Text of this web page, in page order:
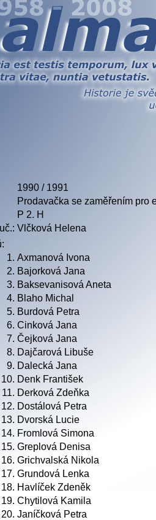
1990 / 1991
Prodavačka se zaměřením pro
P 2. H
Vlčková Helena
1. Axmanová Ivona
2. Bajorková Jana
3. Baksevanisová Aneta
4. Blaho Michal
5. Burdová Petra
6. Cinková Jana
7. Čejková Jana
8. Dajčarová Libuše
9. Dalecká Jana
10. Denk František
11. Derková Zdeňka
12. Dostálová Petra
13. Dvorská Lucie
14. Fromlová Simona
15. Greplová Denisa
16. Grichvalská Nikola
17. Grundová Lenka
18. Havlíček Zdeněk
19. Chytilová Kamila
20. Janíčková Petra